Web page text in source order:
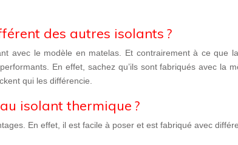
des autres isolants ?
avec le modèle en matelas. Et contrairement à ce que
En effet, sachez qu’ils sont fabriqués avec la
qui les différencie.
isolant thermique ?
En effet, il est facile à poser et est fabriqué avec